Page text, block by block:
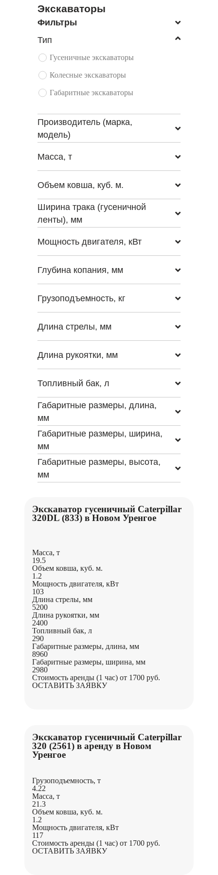
Экскаваторы
Фильтры
Тип
Гусеничные экскаваторы
Колесные экскаваторы
Габаритные экскаваторы
Производитель (марка,
модель)
Масса, т
Объем ковша, куб. м.
Ширина трака (гусеничной
ленты), мм
Мощность двигателя, кВт
Глубина копания, мм
Грузоподъемность, кг
Длина стрелы, мм
Длина рукоятки, мм
Топливный бак, л
Габаритные размеры, длина,
мм
Габаритные размеры, ширина,
мм
Габаритные размеры, высота,
мм
Экскаватор гусеничный Caterpillar
320DL (833) в Новом Уренгое
Масса, т
19.5
Объем ковша, куб. м.
1.2
Мощность двигателя, кВт
103
Длина стрелы, мм
5200
Длина рукоятки, мм
2400
Топливный бак, л
290
Габаритные размеры, длина, мм
8960
Габаритные размеры, ширина, мм
2980
Стоимость аренды (1 час) от 1700 руб.
ОСТАВИТЬ ЗАЯВКУ
Экскаватор гусеничный Caterpillar
320 (2561) в аренду в Новом
Уренгое
Грузоподъемность, т
4.22
Масса, т
21.3
Объем ковша, куб. м.
1.2
Мощность двигателя, кВт
117
Стоимость аренды (1 час) от 1700 руб.
ОСТАВИТЬ ЗАЯВКУ